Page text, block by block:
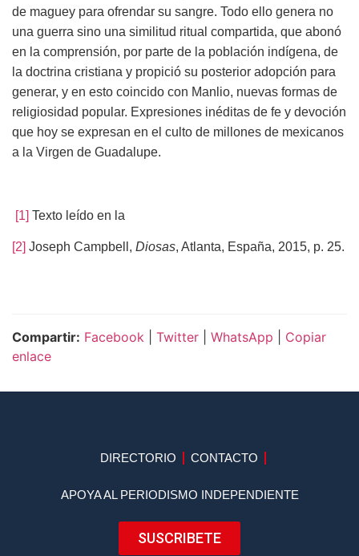
de maguey para ofrendar su sangre. Todo ello genera no
una guerra sino una similitud ritual compartida, que abonó
en la comprensión, por parte de la población indígena, de
la doctrina cristiana y propició su posterior adopción para
generar, y en esto coincido con Manlio, nuevas formas de
religiosidad popular. Expresiones inéditas de fe y devoción
que hoy se expresan en el culto de millones de mexicanos
a la Virgen de Guadalupe.
[1] Texto leído en la
[2] Joseph Campbell, Diosas, Atlanta, España, 2015, p. 25.
Compartir: Facebook Twitter WhatsApp
Copiar
enlace
DIRECTORIO CONTACTO
APOYA AL PERIODISMO INDEPENDIENTE
SUSCRIBETE